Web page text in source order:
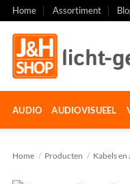
Home Assortiment
AUDIO AUDIOVISUEEL
Home / Producten / Kabels